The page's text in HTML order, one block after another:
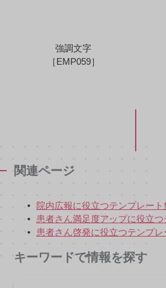
強調文字
［EMP059］
関連ページ
院内広報に役立つテンプレート
患者さん満足度アップに役立
患者さん啓発に役立つテンプレ
キーワードで情報を探す